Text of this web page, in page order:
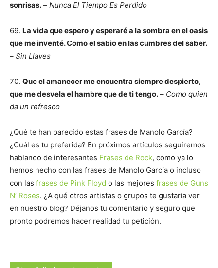
sonrisas. – Nunca El Tiempo Es Perdido
69. La vida que espero y esperaré a la sombra en el oasis
que me inventé. Como el sabio en las cumbres del saber.
– Sin Llaves
70. Que el amanecer me encuentra siempre despierto,
que me desvela el hambre que de ti tengo. – Como quien
da un refresco
¿Qué te han parecido estas frases de Manolo García?
¿Cuál es tu preferida? En próximos artículos seguiremos
hablando de interesantes Frases de Rock, como ya lo
hemos hecho con las frases de Manolo García o incluso
con las frases de Pink Floyd o las mejores frases de Guns
N’ Roses. ¿A qué otros artistas o grupos te gustaría ver
en nuestro blog? Déjanos tu comentario y seguro que
pronto podremos hacer realidad tu petición.